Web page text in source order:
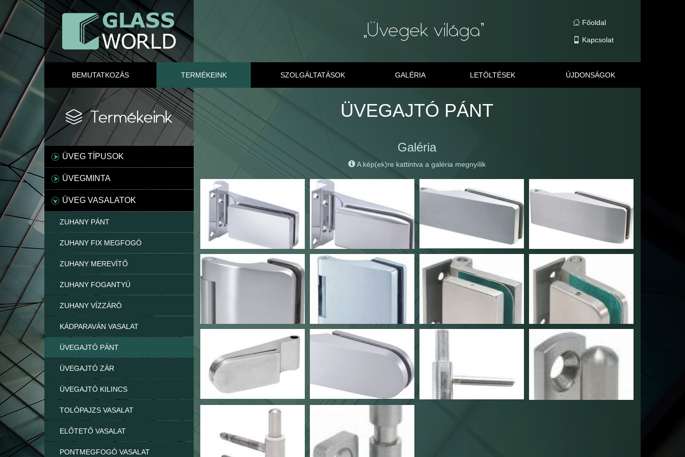
Főoldal
Kapcsolat
BEMUTATKOZÁS TERMÉKEINK SZOLGÁLTATÁSOK GALÉRIA LETÖLTÉSEK ÚJDONSÁGOK
ÜVEG TÍPUSOK
ÜVEGMINTA
ÜVEG VASALATOK
ZUHANY PÁNT
ZUHANY FIX MEGFOGÓ
ZUHANY MEREVÍTŐ
ZUHANY FOGANTYÚ
ZUHANY VÍZZÁRÓ
KÁDPARAVÁN VASALAT
ÜVEGAJTÓ PÁNT
ÜVEGAJTÓ ZÁR
ÜVEGAJTÓ KILINCS
TOLÓPAJZS VASALAT
ELŐTETŐ VASALAT
PONTMEGFOGÓ VASALAT
ÜVEGAJTÓ PÁNT
Galéria
A kép(ek)re kattintva a galéria megnyílik